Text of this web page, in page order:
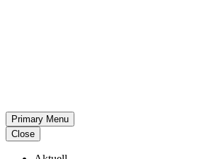
Primary Menu
Close